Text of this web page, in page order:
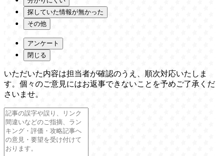
探していた情報が無かった
その他
アンケート
閉じる
いただいた内容は担当者が確認のうえ、順次対応いたしま
す。個々のご意見にはお返事できないことを予めご了承くだ
さいませ。